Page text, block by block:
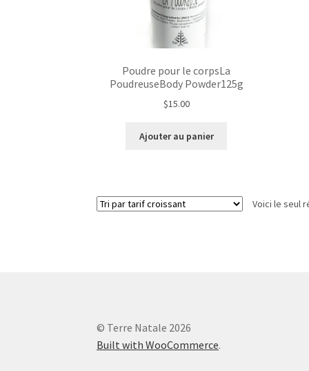
Poudre pour le corpsLa
PoudreuseBody Powder125g
$15.00
Ajouter au panier
Voici le seul
© Terre Natale 2026
Built with WooCommerce.